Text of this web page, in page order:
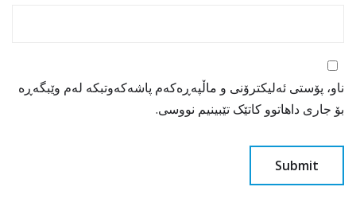
ناو، پۆستی ئەلیکترۆنی و ماڵپەڕەکەم پاشەکەوتبکە لەم وێبگەڕە
بۆ جاری داهاتوو کاتێک تێبینیم نووسی.